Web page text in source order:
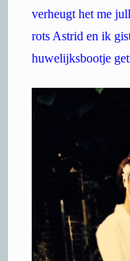
verheugt het me
rots Astrid en ik
huwelijksbootje